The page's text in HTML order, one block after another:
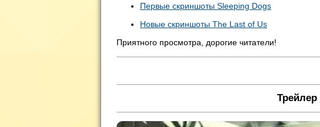
Первые скриншоты Sleeping Dogs
Новые скриншоты The Last of Us
Приятного просмотра, дорогие читатели!
Трейлер